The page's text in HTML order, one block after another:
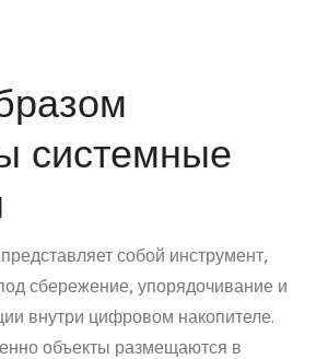
системные
собой инструмент,
сбережение, упорядочивание и
внутри цифровом накопителе.
объекты размещаются в